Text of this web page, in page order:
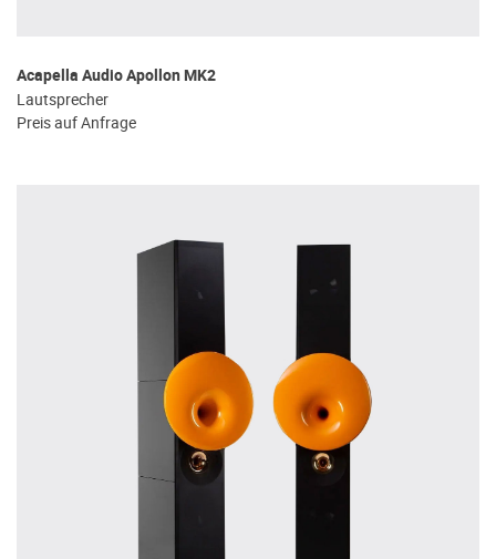
Acapella Audio Apollon MK2
Lautsprecher
Preis auf Anfrage